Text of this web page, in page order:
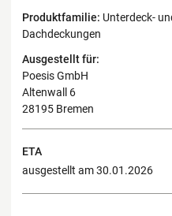
Produktfamilie: Unterdeck-
Dachdeckungen
Ausgestellt für:
Poesis GmbH
Altenwall 6
28195 Bremen
ETA
ausgestellt am 30.01.2026